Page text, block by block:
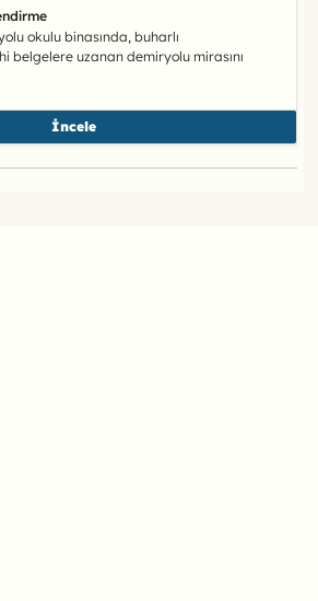
okulu binasında, buharlı
belgelere uzanan demiryolu mirasını
İncele